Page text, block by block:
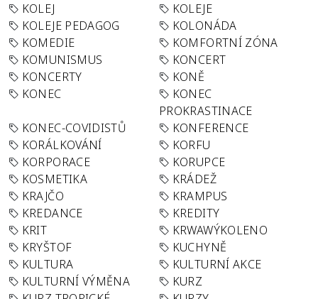
KOLEJ
KOLEJE
KOLEJE PEDAGOG
KOLONÁDA
KOMEDIE
KOMFORTNÍ ZÓNA
KOMUNISMUS
KONCERT
KONCERTY
KONĚ
KONEC
KONEC
PROKRASTINACE
KONEC-COVIDISTŮ
KONFERENCE
KORÁLKOVÁNÍ
KORFU
KORPORACE
KORUPCE
KOSMETIKA
KRÁDEŽ
KRAJČO
KRAMPUS
KREDANCE
KREDITY
KRIT
KRWAWÝKOLENO
KRYŠTOF
KUCHYNĚ
KULTURA
KULTURNÍ AKCE
KULTURNÍ VÝMĚNA
KURZ